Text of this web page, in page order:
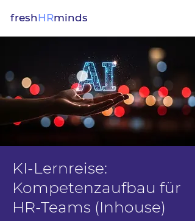
freshHRminds
KI-Lernreise:
Kompetenzaufbau für
HR-Teams (Inhouse)